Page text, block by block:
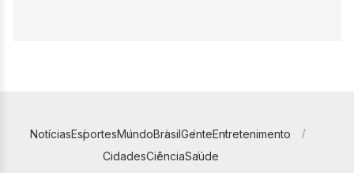
NotíciasEsportesMundoBrasilGenteEntretenimento
CidadesCiênciaSaúde